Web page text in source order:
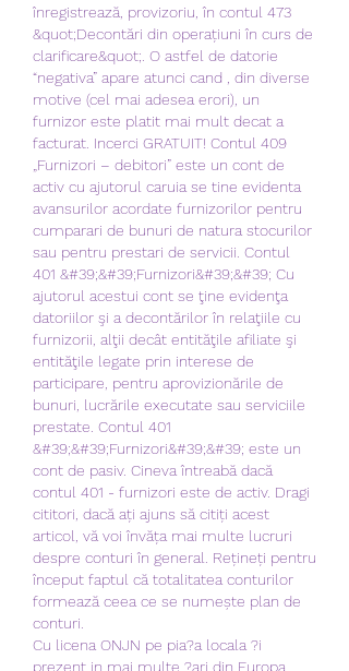
înregistrează, provizoriu, în contul 473
&quot;Decontări din operațiuni în curs de
clarificare&quot;. O astfel de datorie
“negativa” apare atunci cand , din diverse
motive (cel mai adesea erori), un
furnizor este platit mai mult decat a
facturat. Incerci GRATUIT! Contul 409
„Furnizori – debitori” este un cont de
activ cu ajutorul caruia se tine evidenta
avansurilor acordate furnizorilor pentru
cumparari de bunuri de natura stocurilor
sau pentru prestari de servicii. Contul
401 &#39;&#39;Furnizori&#39;&#39; Cu
ajutorul acestui cont se ţine evidenţa
datoriilor şi a decontărilor în relaţiile cu
furnizorii, alţii decât entităţile afiliate şi
entităţile legate prin interese de
participare, pentru aprovizionările de
bunuri, lucrările executate sau serviciile
prestate. Contul 401
&#39;&#39;Furnizori&#39;&#39; este un
cont de pasiv. Cineva întreabă dacă
contul 401 - furnizori este de activ. Dragi
cititori, dacă ați ajuns să citiți acest
articol, vă voi învăța mai multe lucruri
despre conturi în general. Rețineți pentru
început faptul că totalitatea conturilor
formează ceea ce se numește plan de
conturi.
Cu licena ONJN pe pia?a locala ?i
prezent in mai multe ?ari din Europa